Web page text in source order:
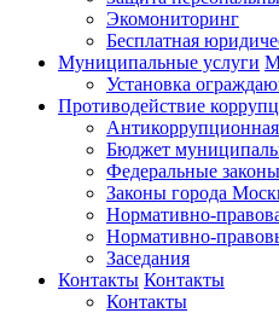
Экомониторинг
Бесплатная
Муниципальные услуги
Установка
Противодействие
Антикоррупционная
Бюджет
Федеральные законы
Законы города
Нормативно-
Нормативно-
Заседания
Контакты Контакты
Контакты